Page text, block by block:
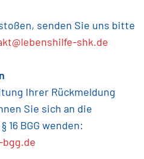
senden Sie uns bitte
shk.de
Ihrer Rückmeldung
Sie sich an die
16 BGG wenden: